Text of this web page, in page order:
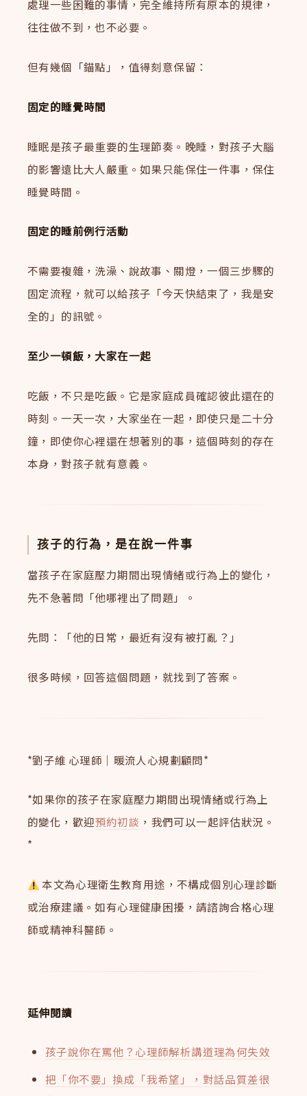
處理一些困難的事情，完全維持所有原本的規律，
往往做不到，也不必要。
但有幾個「錨點」，值得刻意保留：
固定的睡覺時間
睡眠是孩子最重要的生理節奏。晚睡，對孩子大腦
的影響遠比大人嚴重。如果只能保住一件事，保住
睡覺時間。
固定的睡前例行活動
不需要複雜，洗澡、說故事、關燈，一個三步驟的
固定流程，就可以給孩子「今天快結束了，我是安
全的」的訊號。
至少一頓飯，大家在一起
吃飯，不只是吃飯。它是家庭成員確認彼此還在的
時刻。一天一次，大家坐在一起，即使只是二十分
鐘，即使你心裡還在想著別的事，這個時刻的存在
本身，對孩子就有意義。
孩子的行為，是在說一件事
當孩子在家庭壓力期間出現情緒或行為上的變化，
先不急著問「他哪裡出了問題」。
先問：「他的日常，最近有沒有被打亂？」
很多時候，回答這個問題，就找到了答案。
*劉子維 心理師｜暖流人心規劃顧問*
*如果你的孩子在家庭壓力期間出現情緒或行為上
的變化，歡迎預約初談 ，我們可以一起評估狀況。
*
本文為心理衛生教育用途，不構成個別心理診斷
或治療建議。如有心理健康困擾，請諮詢合格心理
師或精神科醫師。
延伸閱讀
孩子說你在罵他？心理師解析講道理為何失效
把「你不要」換成「我希望」，對話品質差很